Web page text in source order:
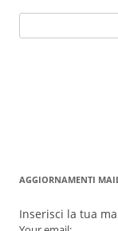
per:
AGGIORNAMENTI
Inserisci la tua